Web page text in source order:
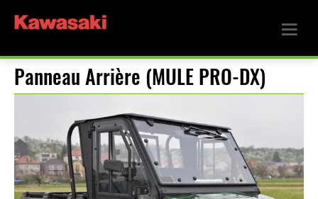
Panneau Arrière (MULE PRO-DX)